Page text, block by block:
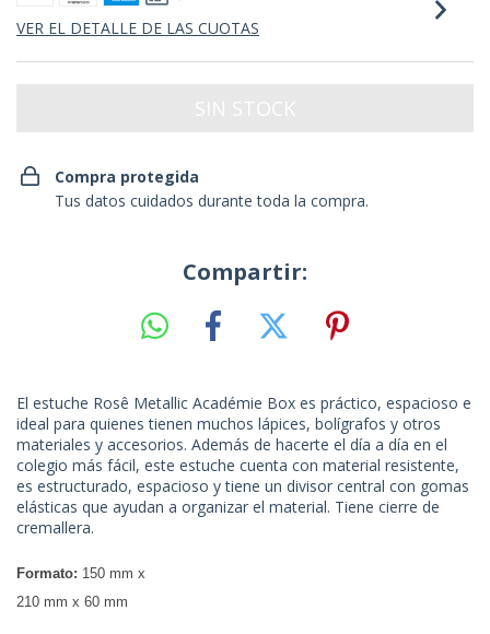
VER EL DETALLE DE LAS CUOTAS
Compra protegida
Tus datos cuidados durante toda la compra.
Compartir:
El estuche Rosê Metallic Académie Box es práctico, espacioso e
ideal para quienes tienen muchos lápices, bolígrafos y otros
materiales y accesorios. Además de hacerte el día a día en el
colegio más fácil, este estuche cuenta con material resistente,
es estructurado, espacioso y tiene un divisor central con gomas
elásticas que ayudan a organizar el material. Tiene cierre de
cremallera.
Formato: 150 mm x
210 mm x 60 mm